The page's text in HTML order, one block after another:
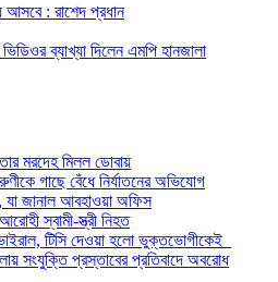
আসবে : রাশেদ প্রধান
ব্যাখ্যা দিলেন এমপি হানজালা
মরদেহ মিলল ডোবায়
গাছে বেঁধে নির্যাতনের অভিযোগ
যা জানাল আবহাওয়া অফিস
স্বামী-স্ত্রী নিহত
টিসি দেওয়া হলো ভুক্তভোগীকেই
সংযুক্তি প্রস্তাবের প্রতিবাদে অবরোধ